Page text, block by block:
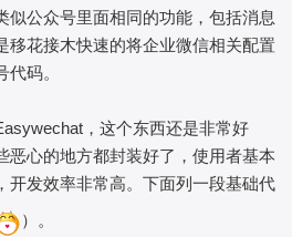
似公众号里面相同的功能，包括消息
移花接木快速的将企业微信相关配置
码。
，这个东西还是非常好
恶心的地方都封装好了，使用者基本
开发效率非常高。下面列一段基础代
）。